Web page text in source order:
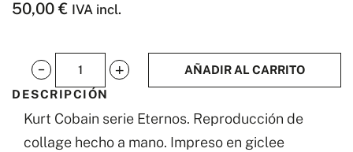
50,00€ IVA incl.
Kurt
Cobain
cantidad
AÑADIR AL CARRITO
DESCRIPCIÓN
Kurt Cobain serie Eternos. Reproducción de
collage hecho a mano. Impreso en giclee